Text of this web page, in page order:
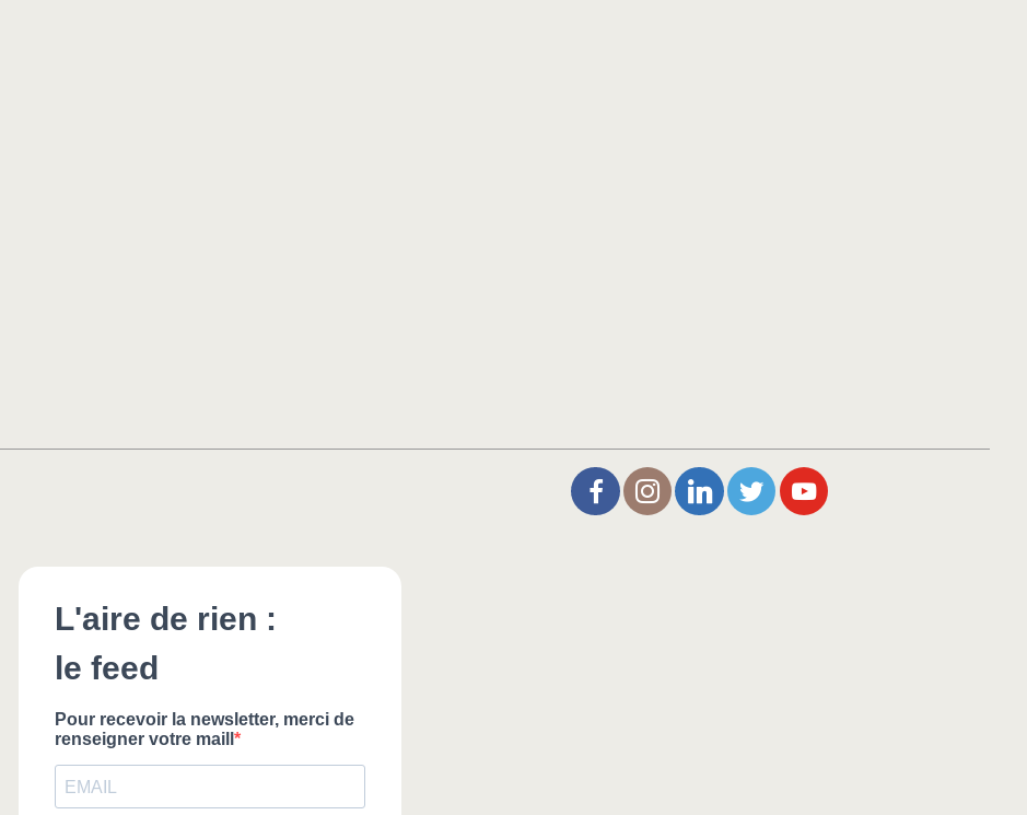
L’Aire de Rien (facebook)
Christophe Noisette (instagram)
Christophe Noisette (Linkedin)
Christophe Noisette (X | Twitter)
L’Aire de Rien (You Tube)